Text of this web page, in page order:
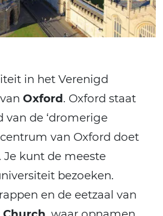
in het Verenigd
Oxford. Oxford staat
van de ‘dromerige
van Oxford doet
kunt de meeste
bezoeken.
en de eetzaal van